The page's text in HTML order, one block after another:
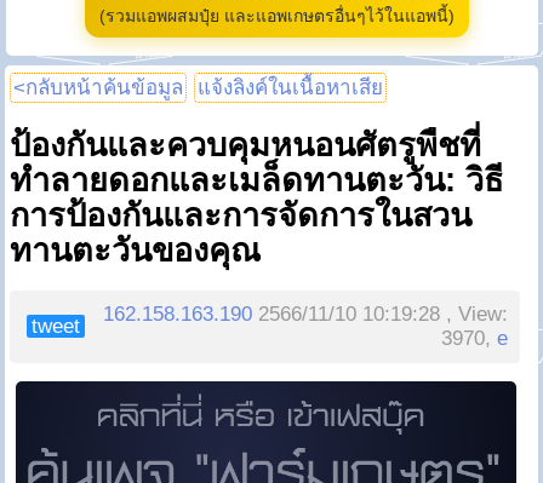
(รวมแอพผสมปุ๋ย และแอพเกษตรอื่นๆไว้ในแอพนี้)
<กลับหน้าค้นข้อมูล แจ้งลิงค์ในเนื้อหาเสีย
ป้องกันและควบคุมหนอนศัตรูพืชที่
ทำลายดอกและเมล็ดทานตะวัน: วิธี
การป้องกันและการจัดการในสวน
ทานตะวันของคุณ
tweet
162.158.163.190 2566/11/10 10:19:28 , View:
3970,e